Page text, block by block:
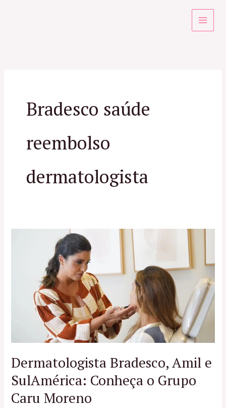
Bradesco saúde
reembolso
dermatologista
Dermatologista Bradesco, Amil e
SulAmérica: Conheça o Grupo
Caru Moreno
SulAmérica:
Conheça
Caru
Moreno